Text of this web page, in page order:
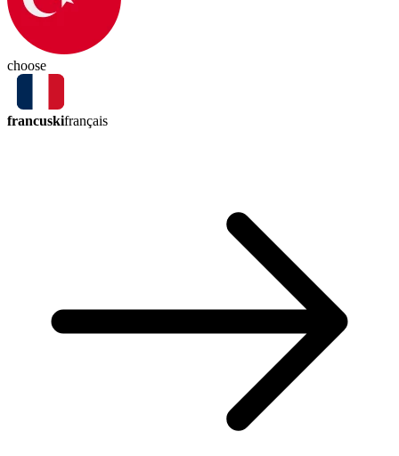
choose
francuskifrançais